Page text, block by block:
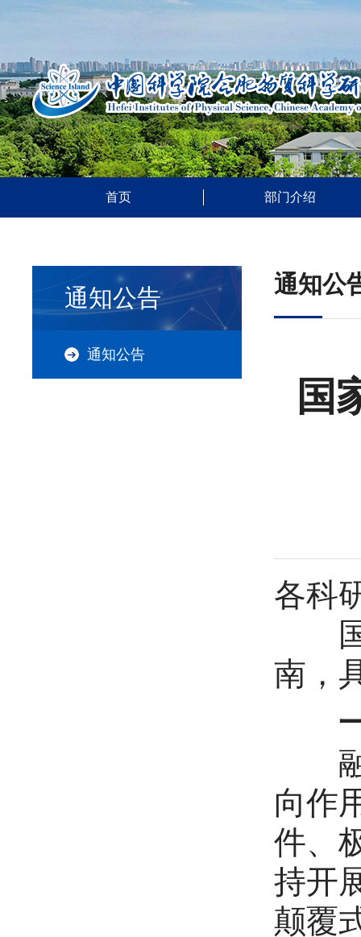
首页 部门介绍
通知公告
通知公告
通知公
国
各科
国
南，
一
融
向作
件、
持开
颠覆